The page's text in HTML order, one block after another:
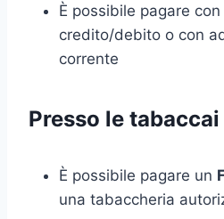
È possibile pagare
credito/debito o con
corrente
Presso le tabaccai
È possibile pagare un
una tabaccheria